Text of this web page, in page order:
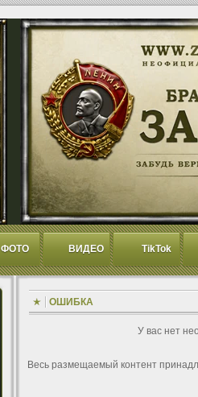
ФОТО ВИДЕО TikTok
ОШИБКА
У вас нет
Весь размещаемый контент